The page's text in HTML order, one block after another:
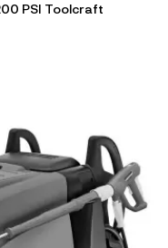
PSI Toolcraft